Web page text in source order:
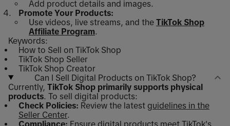
Add product details and images.
Promote Your Products:
Use videos, live streams, and the TikTok Shop
Affiliate Program.
Keywords:
How to Sell on TikTok Shop
TikTok Shop Seller
TikTok Shop Creator
Can I Sell Digital Products on TikTok Shop?
Currently, TikTok Shop primarily supports physical
products. To sell digital products:
Check Policies: Review the latest guidelines in the
Seller Center.
Compliance: Ensure digital products meet TikTok's